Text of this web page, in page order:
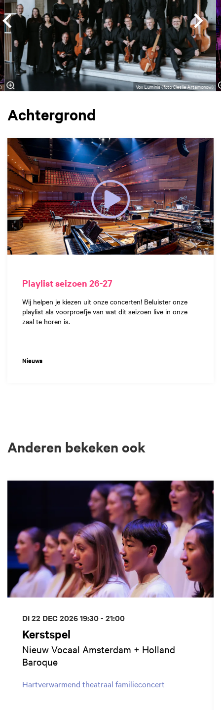
Vox Luminis (foto Cleslie Artamonow)
Achtergrond
Playlist seizoen 26-27
Wij helpen je kiezen uit onze concerten! Beluister onze
playlist als voorproefje van wat dit seizoen live in onze
zaal te horen is.
Nieuws
Anderen bekeken ook
Kerstspel
Nieuw Vocaal Amsterdam + Holland
Baroque
Hartverwarmend theatraal familieconcert
DI 22 DEC 202619:30 - 21:00